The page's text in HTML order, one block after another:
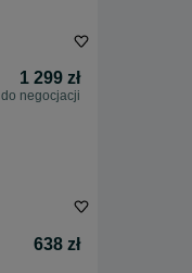
1 299 zł
do negocjacji
638 zł